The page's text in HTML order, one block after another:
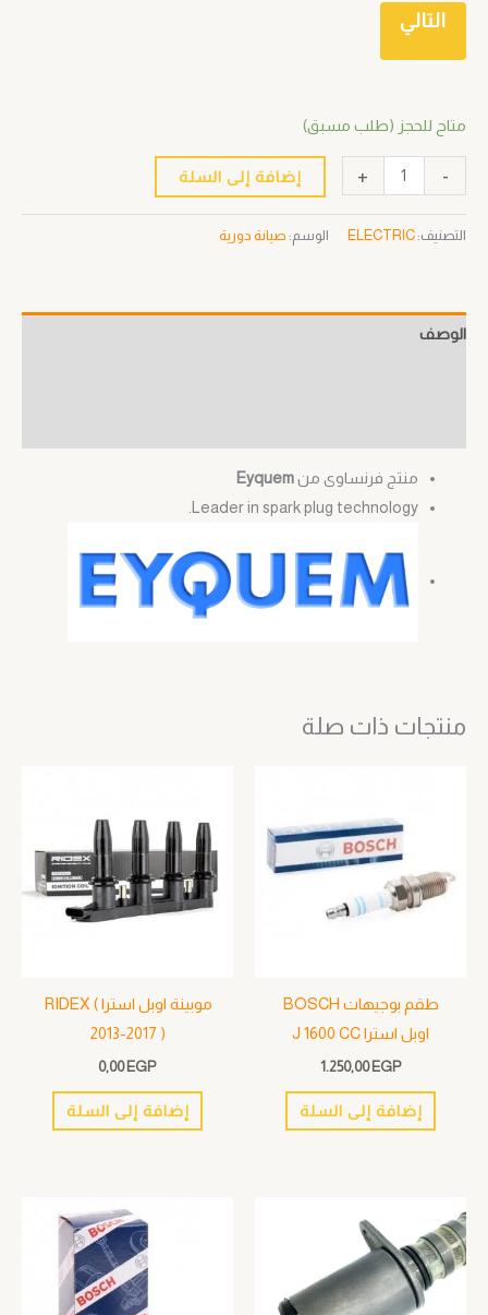
التالي
متاح للحجز (طلب مسبق)
-
+ إضافة إلى السلة
التصنيف: ELECTRIC الوسم: صيانة دورية
الوصف
منتج فرنساوى منEyquem
Leader in spark plug technology.
منتجات ذات صلة
طقم بوجيهات BOSCH
اوبل استرا J 1600 CC
1.250,00EGP
إضافة إلى السلة
موبينة اوبل استرا RIDEX (
2013-2017 )
0,00EGP
إضافة إلى السلة